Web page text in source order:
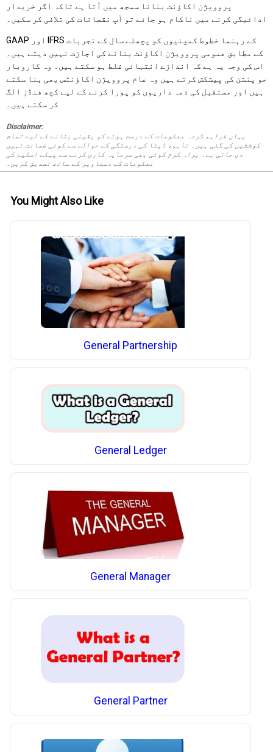
پروویژن اکاؤنٹ بنانا سمجھ میں آتا ہے تاکہ اگر خریدار
ادائیگی کرنے میں ناکام ہو جائے تو آپ نقصانات کی تلافی کر سکیں۔
GAAP اور IFRS کے رہنما خطوط کمپنیوں کو پچھلے سال کے تجربات
کے مطابق عمومی پروویژن اکاؤنٹ بنانے کی اجازت نہیں دیتے ہیں۔
اس کی وجہ یہ ہے کہ اندازے انتہائی غلط ہو سکتے ہیں۔ وہ کاروبار
جو پنشن کی پیشکش کرتے ہیں وہ عام پروویژن اکاؤنٹس بھی بنا سکتے
ہیں اور مستقبل کی ذمہ داریوں کو پورا کرنے کے لیے کچھ فنڈز الگ
کر سکتے ہیں۔
Disclaimer:
یہاں فراہم کردہ معلومات کے درست ہونے کو یقینی بنانے کے لیے تمام
کوششیں کی گئی ہیں۔ تاہم، ڈیٹا کی درستگی کے حوالے سے کوئی ضمانت نہیں
دی جاتی ہے۔ براہ کرم کوئی بھی سرمایہ کاری کرنے سے پہلے اسکیم کی
معلومات کے دستاویز کے ساتھ تصدیق کریں۔
You Might Also Like
General Partnership
General Ledger
General Manager
General Partner